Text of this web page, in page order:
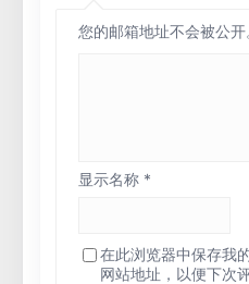
您的邮箱地址不会被公开
显示名称 *
在此浏览器中保存我
网站地址，以便下次